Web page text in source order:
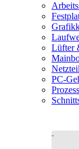
Lüfter
PC-